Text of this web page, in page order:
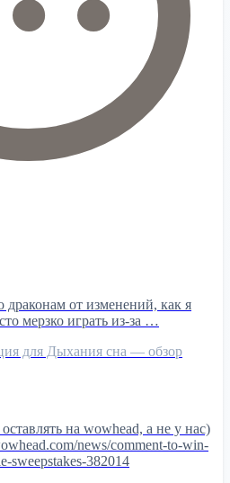
драконам от изменений, как я
мерзко играть из-за …
для Дыхания сна — обзор
на wowhead, а не у нас)
news/comment-to-win-
sweepstakes-382014